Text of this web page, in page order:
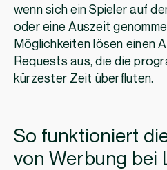
wenn sich ein Spieler auf
oder eine Auszeit
Möglichkeiten lösen einen
Requests aus, die die
kürzester Zeit überfluten.
So funktioniert
von Werbung bei